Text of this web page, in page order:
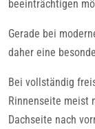
beeinträchtigen
Gerade bei
daher eine
Bei vollständig
Rinnenseite meist
Dachseite nach